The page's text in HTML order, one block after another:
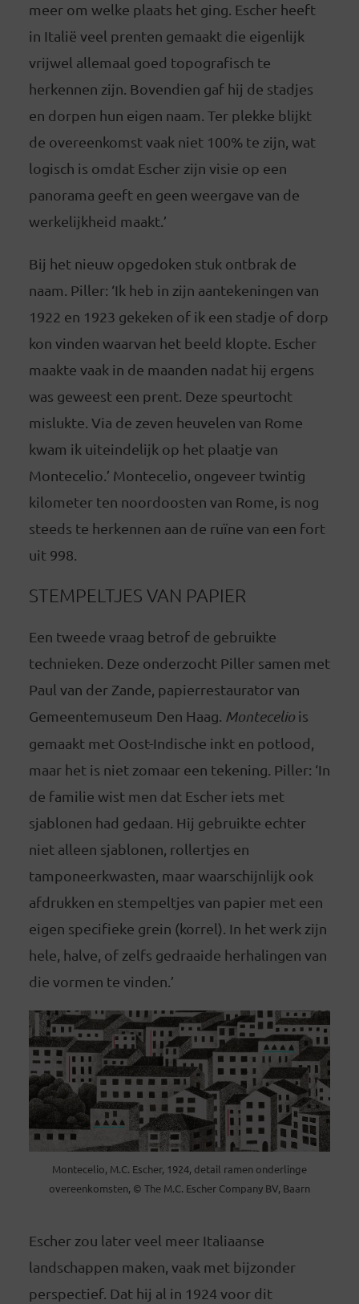
meer om welke plaats het ging. Escher heeft
in Italië veel prenten gemaakt die eigenlijk
vrijwel allemaal goed topografisch te
herkennen zijn. Bovendien gaf hij de stadjes
en dorpen hun eigen naam. Ter plekke blijkt
de overeenkomst vaak niet 100% te zijn, wat
logisch is omdat Escher zijn visie op een
panorama geeft en geen weergave van de
werkelijkheid maakt.’
Bij het nieuw opgedoken stuk ontbrak de
naam. Piller: ‘Ik heb in zijn aantekeningen van
1922 en 1923 gekeken of ik een stadje of dorp
kon vinden waarvan het beeld klopte. Escher
maakte vaak in de maanden nadat hij ergens
was geweest een prent. Deze speurtocht
mislukte. Via de zeven heuvelen van Rome
kwam ik uiteindelijk op het plaatje van
Montecelio.’ Montecelio, ongeveer twintig
kilometer ten noordoosten van Rome, is nog
steeds te herkennen aan de ruïne van een fort
uit 998.
STEMPELTJES VAN PAPIER
Een tweede vraag betrof de gebruikte
technieken. Deze onderzocht Piller samen met
Paul van der Zande, papierrestaurator van
Gemeentemuseum Den Haag. Monteceliois
gemaakt met Oost-Indische inkt en potlood,
maar het is niet zomaar een tekening. Piller: ‘In
de familie wist men dat Escher iets met
sjablonen had gedaan. Hij gebruikte echter
niet alleen sjablonen, rollertjes en
tamponeerkwasten, maar waarschijnlijk ook
afdrukken en stempeltjes van papier met een
eigen specifieke grein (korrel). In het werk zijn
hele, halve, of zelfs gedraaide herhalingen van
die vormen te vinden.’
Montecelio, M.C. Escher, 1924, detail ramen onderlinge
overeenkomsten, © The M.C. Escher Company BV, Baarn
Escher zou later veel meer Italiaanse
landschappen maken, vaak met bijzonder
perspectief. Dat hij al in 1924 voor dit